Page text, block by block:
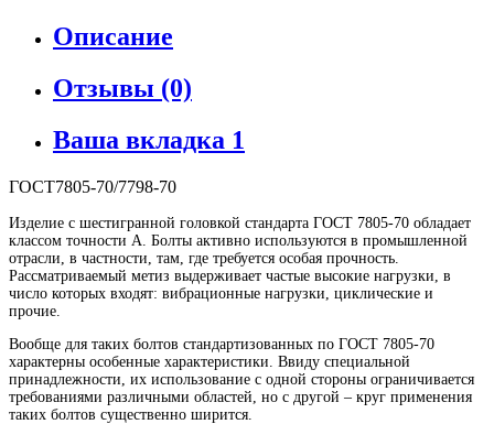
Описание
Отзывы (0)
Ваша вкладка 1
ГОСТ7805-70/7798-70
Изделие с шестигранной головкой стандарта ГОСТ 7805-70 обладает
классом точности A. Болты активно используются в промышленной
отрасли, в частности, там, где требуется особая прочность.
Рассматриваемый метиз выдерживает частые высокие нагрузки, в
число которых входят: вибрационные нагрузки, циклические и
прочие.
Вообще для таких болтов стандартизованных по ГОСТ 7805-70
характерны особенные характеристики. Ввиду специальной
принадлежности, их использование с одной стороны ограничивается
требованиями различными областей, но с другой – круг применения
таких болтов существенно ширится.